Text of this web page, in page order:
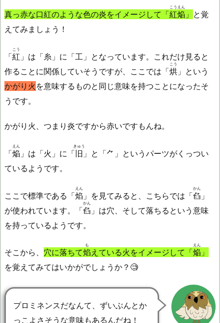
真っ赤な口紅のような色の炎をイメージして「紅焔
こうえん
」 と覚
えてみましょう！
「紅
こう
」は「糸」に「工」となっています。これだけ見ると
作ることに関係していそうですが、ここでは「烘
こう
」という
かがり火 を意味するものと同じ意味を持つことになったそ
うです。
かがり火、つまり炎ですから赤いですもんね。
「焔
えん
」は「火」に「旧
きゅう
」と「⺈」というパーツがくっつい
ているようです。
ここで標準である「焰
えん
」を見てみると、こちらでは「臽
かん
」
が使われています。「臽
かん
」は穴、そして落ちるという意味
を持っているようです。
そこから、 穴に落ちて焰
も
えている火をイメージして「焔
えん
」
を覚えてみてはいかがでしょうか？🧐
プロミネンスだなんて、ずいぶんとか
っこよさそうな意味もあるんだね！